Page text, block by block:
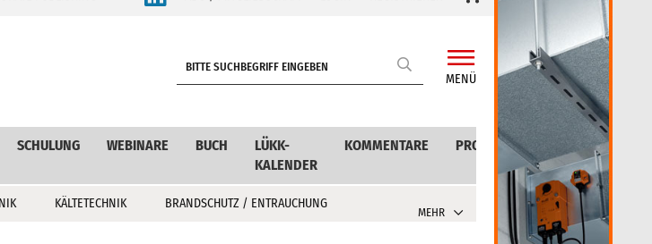
MENÜ
SCHULUNG WEBINARE BUCH
LÜKK-
KALENDER
KOMMENTARE PRODUKTE
KÄLTETECHNIK BRANDSCHUTZ / ENTRAUCHUNG
MEHR